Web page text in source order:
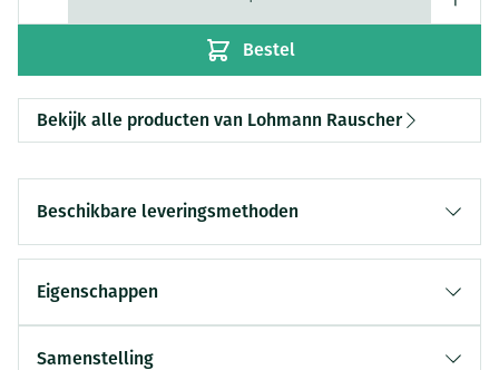
Bestel
Bekijk alle producten van Lohmann Rauscher
Beschikbare leveringsmethoden
Eigenschappen
Samenstelling